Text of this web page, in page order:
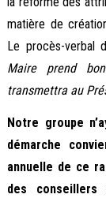
matière de
Le procès-verbal
Maire prend
transmettra au
Notre groupe
démarche
annuelle de ce
des conseillers